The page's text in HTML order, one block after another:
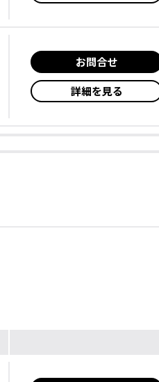
お問合せ
詳細を見る